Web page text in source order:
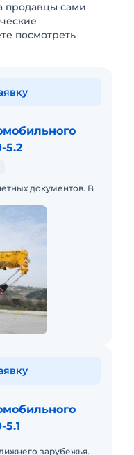
продавцы сами
посмотреть
5.2
документов. В
5.1
зарубежья.